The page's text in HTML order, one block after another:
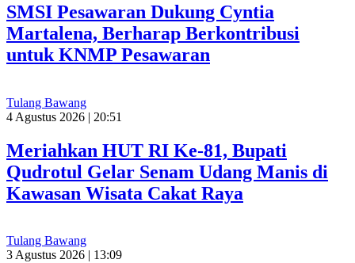
SMSI Pesawaran Dukung Cyntia
Martalena, Berharap Berkontribusi
untuk KNMP Pesawaran
Tulang Bawang
4 Agustus 2026 | 20:51
Meriahkan HUT RI Ke-81, Bupati
Qudrotul Gelar Senam Udang Manis di
Kawasan Wisata Cakat Raya
Tulang Bawang
3 Agustus 2026 | 13:09